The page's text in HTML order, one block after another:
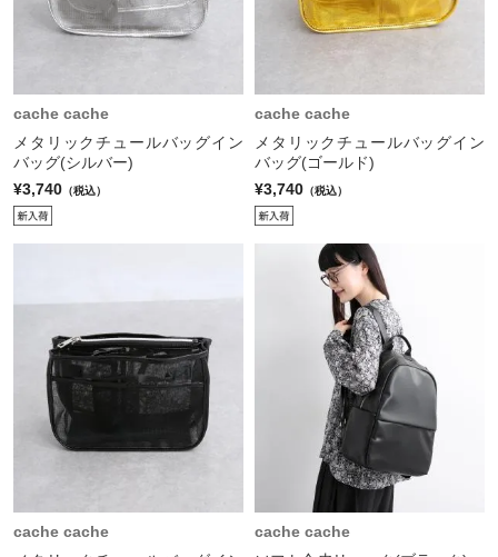
cache cache
メタリックチュールバッグイン
バッグ(シルバー)
¥3,740 （税込）
cache cache
メタリックチュールバッグイン
バッグ(ゴールド)
¥3,740 （税込）
cache cache
cache cache